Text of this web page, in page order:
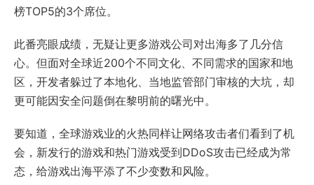
榜TOP5的3个席位。
此番亮眼成绩，无疑让更多游戏公司对出海多了几分信
心。但面对全球近200个不同文化、不同需求的国家和地
区，开发者躲过了本地化、当地监管部门审核的大坑，却
更可能因安全问题倒在黎明前的曙光中。
要知道，全球游戏业的火热同样让网络攻击者们看到了机
会，新发行的游戏和热门游戏受到DDoS攻击已经成为常
态，给游戏出海平添了不少变数和风险。